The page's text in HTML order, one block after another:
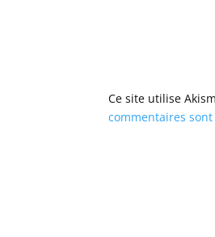
Ce site utilise
commentaires